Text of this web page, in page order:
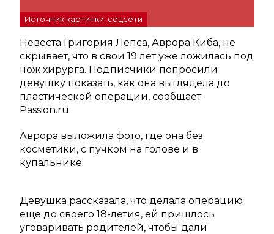
Источник картинки: соцсети
Невеста Григория Лепса, Аврора Киба, не
скрывает, что в свои 19 лет уже ложилась под
нож хирурга. Подписчики попросили
девушку показать, как она выглядела до
пластической операции, сообщает
Passion.ru.
Аврора выложила фото, где она без
косметики, с пучком на голове и в
купальнике.
Девушка рассказала, что делала операцию
еще до своего 18-летия, ей пришлось
уговаривать родителей, чтобы дали